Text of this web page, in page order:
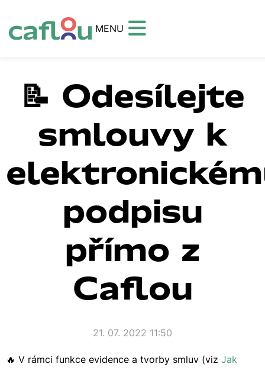
MENU
📝 Odesílejte
smlouvy k
podpisu
přímo z
Caflou
21. 07. 2022 11:50
🔥 V rámci funkce evidence a tvorby smluv (viz Jak